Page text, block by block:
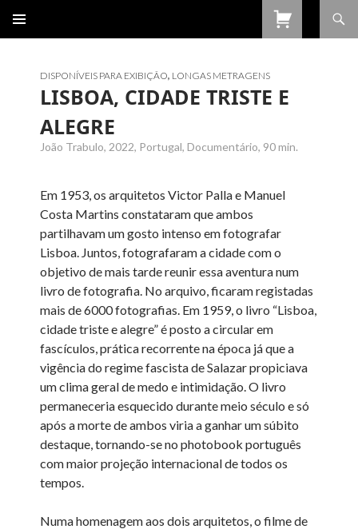
CONTEÚDO
DISPONÍVEIS PARA EXIBIÇÃO, LONGAS METRAGENS
LISBOA, CIDADE TRISTE E
ALEGRE
João Trabulo, 2022, Portugal, Documentário, 90 min.
Em 1953, os arquitetos Victor Palla e Manuel
Costa Martins constataram que ambos
partilhavam um gosto intenso em fotografar
Lisboa. Juntos, fotografaram a cidade com o
objetivo de mais tarde reunir essa aventura num
livro de fotografia. No arquivo, ficaram registadas
mais de 6000 fotografias. Em 1959, o livro “Lisboa,
cidade triste e alegre” é posto a circular em
fascículos, prática recorrente na época já que a
vigência do regime fascista de Salazar propiciava
um clima geral de medo e intimidação. O livro
permaneceria esquecido durante meio século e só
após a morte de ambos viria a ganhar um súbito
destaque, tornando-se no photobook português
com maior projeção internacional de todos os
tempos.
Numa homenagem aos dois arquitetos, o filme de